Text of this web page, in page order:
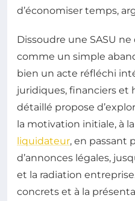
d’économiser temps,
Dissoudre une SASU
comme un simple
bien un acte réfléchi
juridiques, financiers et
détaillé propose
la motivation initiale, à
liquidateur, en passant
d’annonces légales,
et la radiation
concrets et à la